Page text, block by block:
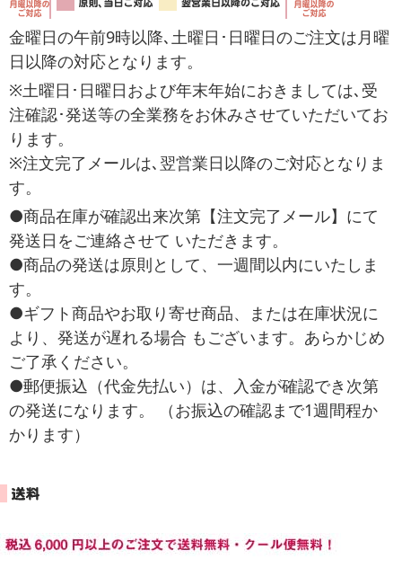
金曜日の午前9時以降､土曜日･日曜日のご注文は月曜
日以降の対応となります。
※土曜日･日曜日および年末年始におきましては､受
注確認･発送等の全業務をお休みさせていただいてお
ります。
※注文完了メールは､翌営業日以降のご対応となりま
す。
●商品在庫が確認出来次第【注文完了メール】にて
発送日をご連絡させて いただきます。
●商品の発送は原則として、一週間以内にいたしま
す。
●ギフト商品やお取り寄せ商品、または在庫状況に
より、発送が遅れる場合 もございます。あらかじめ
ご了承ください。
●郵便振込（代金先払い）は、入金が確認でき次第
の発送になります。 （お振込の確認まで1週間程か
かります）